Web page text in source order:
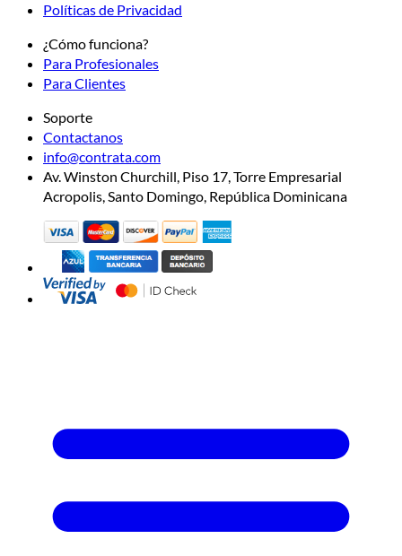
Políticas de Privacidad
¿Cómo funciona?
Para Profesionales
Para Clientes
Soporte
Contactanos
info@contrata.com
Av. Winston Churchill, Piso 17, Torre Empresarial
Acropolis, Santo Domingo, República Dominicana